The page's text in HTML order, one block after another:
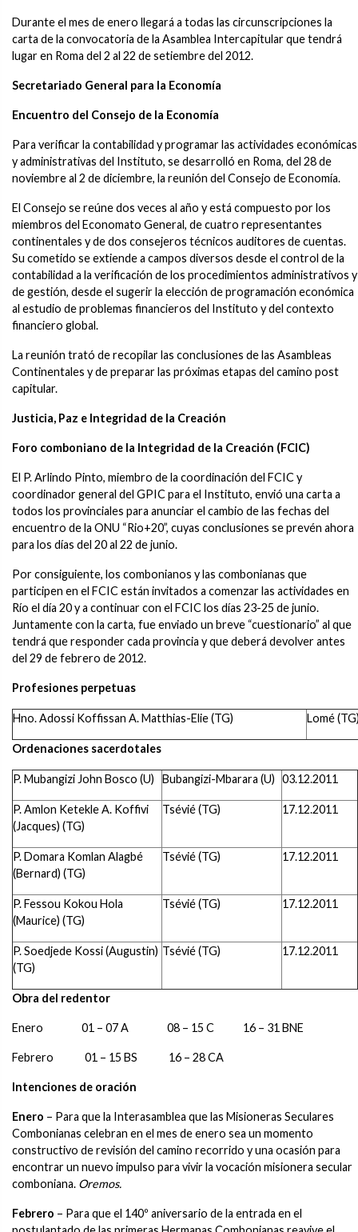
Durante el mes de enero llegará a todas las circunscripciones la
carta de la convocatoria de la Asamblea Intercapitular que tendrá
lugar en Roma del 2 al 22 de setiembre del 2012.
Secretariado General para la Economía
Encuentro del Consejo de la Economía
Para verificar la contabilidad y programar las actividades económicas
y administrativas del Instituto, se desarrolló en Roma, del 28 de
noviembre al 2 de diciembre, la reunión del Consejo de Economía.
El Consejo se reúne dos veces al año y está compuesto por los
miembros del Economato General, de cuatro representantes
continentales y de dos consejeros técnicos auditores de cuentas.
Su cometido se extiende a campos diversos desde el control de la
contabilidad a la verificación de los procedimientos administrativos y
de gestión, desde el sugerir la elección de programación económica
al estudio de problemas financieros del Instituto y del contexto
financiero global.
La reunión trató de recopilar las conclusiones de las Asambleas
Continentales y de preparar las próximas etapas del camino post
capitular.
Justicia, Paz e Integridad de la Creación
Foro comboniano de la Integridad de la Creación (FCIC)
El P. Arlindo Pinto, miembro de la coordinación del FCIC y
coordinador general del GPIC para el Instituto, envió una carta a
todos los provinciales para anunciar el cambio de las fechas del
encuentro de la ONU “Rio+20”, cuyas conclusiones se prevén ahora
para los días del 20 al 22 de junio.
Por consiguiente, los combonianos y las combonianas que
participen en el FCIC están invitados a comenzar las actividades en
Río el día 20 y a continuar con el FCIC los días 23-25 de junio.
Juntamente con la carta, fue enviado un breve “cuestionario” al que
tendrá que responder cada provincia y que deberá devolver antes
del 29 de febrero de 2012.
Profesiones perpetuas
Hno. Adossi Koffissan A. Matthias-Elie (TG) Lomé
Ordenaciones sacerdotales
P. Mubangizi John Bosco (U) Bubangizi-Mbarara (U) 03.12.2011
P. Amlon Ketekle A. Koffivi
(Jacques) (TG)
Tsévié (TG) 17.12.2011
P. Domara Komlan Alagbé
(Bernard) (TG)
Tsévié (TG) 17.12.2011
P. Fessou Kokou Hola
(Maurice) (TG)
Tsévié (TG) 17.12.2011
P. Soedjede Kossi (Augustin)
(TG)
Tsévié (TG) 17.12.2011
Obra del redentor
Enero 01 – 07 A 08 – 15 C 16 – 31 BNE
Febrero 01 – 15 BS 16 – 28 CA
Intenciones de oración
Enero – Para que la Interasamblea que las Misioneras Seculares
Combonianas celebran en el mes de enero sea un momento
constructivo de revisión del camino recorrido y una ocasión para
encontrar un nuevo impulso para vivir la vocación misionera secular
comboniana. Oremos.
Febrero – Para que el 140º aniversario de la entrada en el